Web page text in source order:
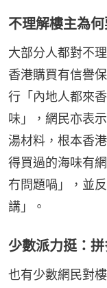
不理解樓主為何
大部分人都對不
香港購買有信譽
行「內地人都來
味」，網民亦表
湯材料，根本香
得買過的海味有
冇問題喎」，並
講」。
少數派力挺：拼
也有少數網民對